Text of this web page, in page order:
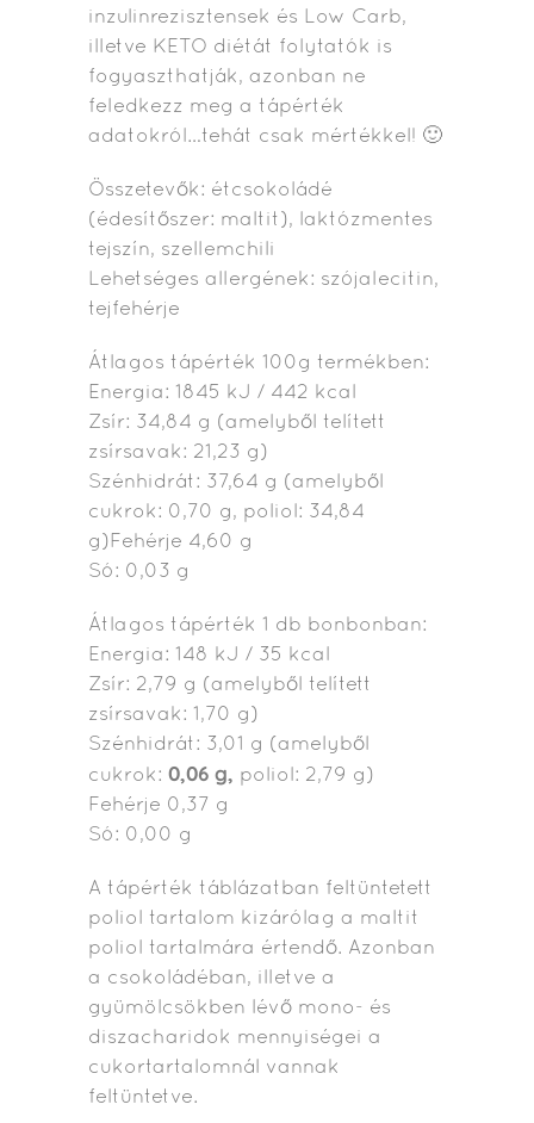
inzulinrezisztensek és Low Carb,
illetve KETO diétát folytatók is
fogyaszthatják, azonban ne
feledkezz meg a tápérték
adatokról…tehát csak mértékkel! 🙂
Összetevők: étcsokoládé
(édesítőszer: maltit), laktózmentes
tejszín, szellemchili
Lehetséges allergének: szójalecitin,
tejfehérje
Átlagos tápérték 100g termékben:
Energia: 1845 kJ / 442 kcal
Zsír: 34,84 g (amelyből telített
zsírsavak: 21,23 g)
Szénhidrát: 37,64 g (amelyből
cukrok: 0,70 g, poliol: 34,84
g)Fehérje 4,60 g
Só: 0,03 g
Átlagos tápérték 1 db bonbonban:
Energia: 148 kJ / 35 kcal
Zsír: 2,79 g (amelyből telített
zsírsavak: 1,70 g)
Szénhidrát: 3,01 g (amelyből
cukrok: 0,06 g, poliol: 2,79 g)
Fehérje 0,37 g
Só: 0,00 g
A tápérték táblázatban feltüntetett
poliol tartalom kizárólag a maltit
poliol tartalmára értendő. Azonban
a csokoládéban, illetve a
gyümölcsökben lévő mono- és
diszacharidok mennyiségei a
cukortartalomnál vannak
feltüntetve.